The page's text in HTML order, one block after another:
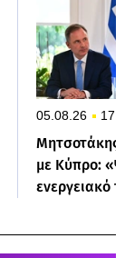
05.08.26
Μητσοτάκης
με Κύπρο:
ενεργειακό